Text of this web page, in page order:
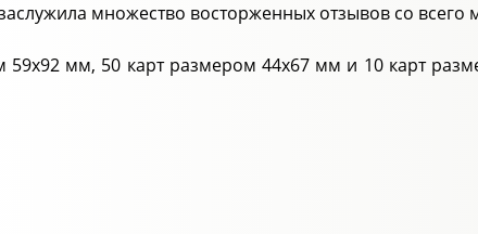
множество восторженных отзывов со всего
59х92 мм, 50 карт размером 44х67 мм и 10 карт